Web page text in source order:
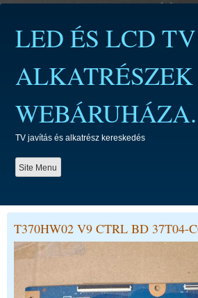
contentLED ÉS LCD TV
ALKATRÉSZEK
WEBÁRUHÁZA.
TV javítás és alkatrész kereskedés
Site Menu
T370HW02 V9 CTRL BD 37T04-